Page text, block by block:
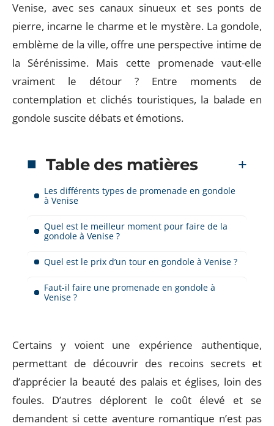
Venise, avec ses canaux sinueux et ses ponts de
pierre, incarne le charme et le mystère. La gondole,
emblème de la ville, offre une perspective intime de
la Sérénissime. Mais cette promenade vaut-elle
vraiment le détour ? Entre moments de
contemplation et clichés touristiques, la balade en
gondole suscite débats et émotions.
Table des matières
Les différents types de promenade en gondole
à Venise
Quel est le meilleur moment pour faire de la
gondole à Venise ?
Quel est le prix d’un tour en gondole à Venise ?
Faut-il faire une promenade en gondole à
Venise ?
Certains y voient une expérience authentique,
permettant de découvrir des recoins secrets et
d’apprécier la beauté des palais et églises, loin des
foules. D’autres déplorent le coût élevé et se
demandent si cette aventure romantique n’est pas